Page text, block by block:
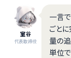
室谷
代表取締役
一言
ごと
量の
単位で